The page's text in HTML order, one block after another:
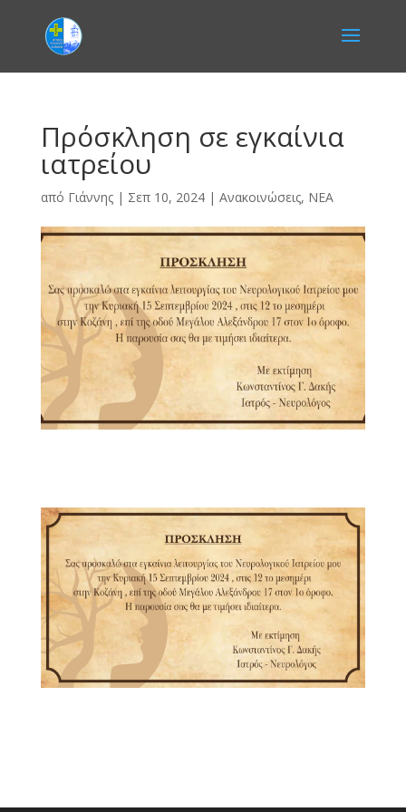
Πρόσκληση σε εγκαίνια
ιατρείου
από Γιάννης| Σεπ 10, 2024| Ανακοινώσεις, ΝΕΑ